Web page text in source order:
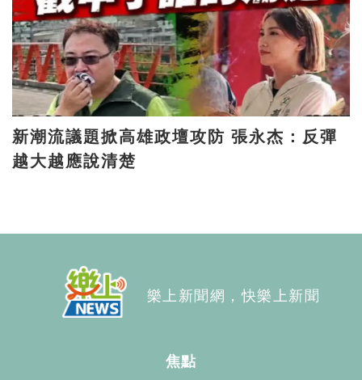
新潮流議題掀高雄政壇攻防 張永杰：反彈
越大越應說清楚
樂上新聞網，快樂上新聞
焦點